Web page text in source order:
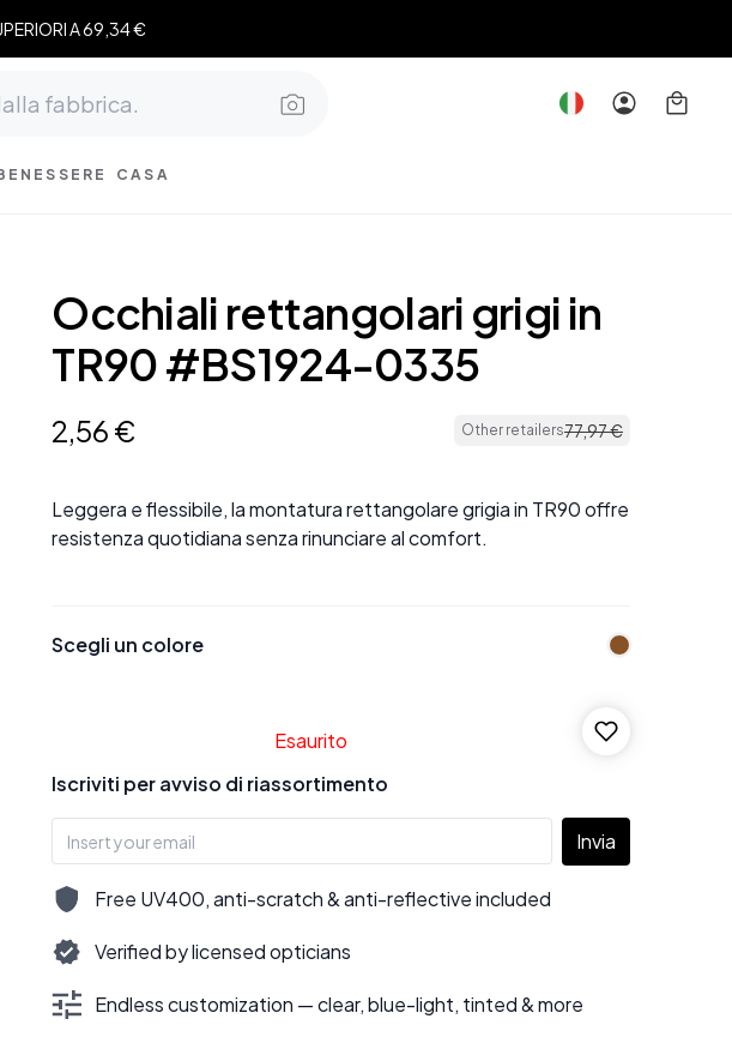
A 69,34 €
CASA
Occhiali rettangolari grigi in
TR90 #BS1924-0335
2,56 € Other retailers77,97€
Leggera e flessibile, la montatura rettangolare grigia in TR90 offre
resistenza quotidiana senza rinunciare al comfort.
Scegli un colore
Esaurito
Iscriviti per avviso di riassortimento
Invia
Free UV400, anti-scratch & anti-reflective included
Verified by licensed opticians
Endless customization — clear, blue-light, tinted & more